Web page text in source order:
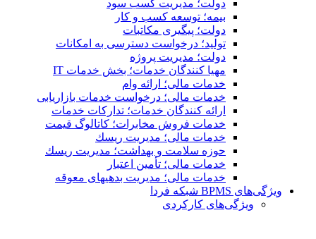
دولت؛ مدیریت کسب سود
بیمه؛ توسعه کسب و کار
دولت؛ پیگیری مکاتبات
تولید؛ درخواست دسترسی به امكانات
دولت؛ مدیریت پروژه
مهیا کنندگان خدمات؛ بخش خدمات IT
خدمات مالی؛ ارائه وام
خدمات مالی؛ درخواست خدمات بازاریابی
ارائه کنندگان خدمات؛ تدارکات خدمات
خدمات فروش مخابرات؛ کاتالوگ قیمت
خدمات مالی؛ مدیریت ریسك
حوزه سلامت و بهداشت؛ مدیریت ریسك
خدمات مالی؛ تأمین اعتبار
خدمات مالی؛ مدیریت بدهیهاى معوقه
ویژگی‌های BPMS شبکه فردا
ویژگی‌های كاركردی